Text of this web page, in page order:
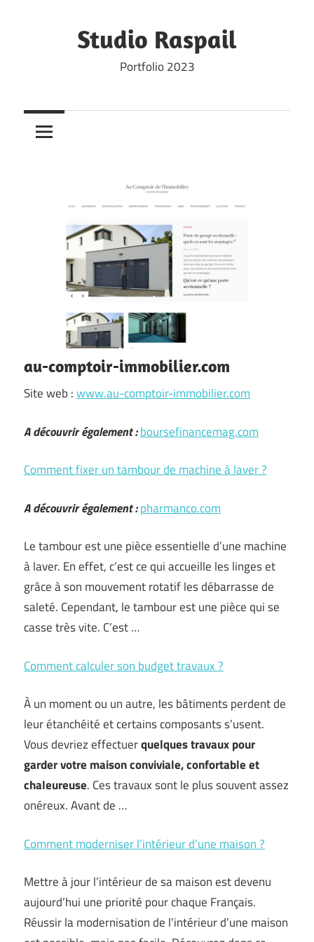
Studio Raspail
Portfolio 2023
au-comptoir-immobilier.com
Site web :www.au-comptoir-immobilier.com
A découvrir également :boursefinancemag.com
Comment fixer un tambour de machine à laver ?
A découvrir également :pharmanco.com
Le tambour est une pièce essentielle d’une machine
à laver. En effet, c’est ce qui accueille les linges et
grâce à son mouvement rotatif les débarrasse de
saleté. Cependant, le tambour est une pièce qui se
casse très vite. C’est …
Comment calculer son budget travaux ?
À un moment ou un autre, les bâtiments perdent de
leur étanchéité et certains composants s’usent.
Vous devriez effectuerquelques travaux pour
garder votre maison conviviale, confortable et
chaleureuse. Ces travaux sont le plus souvent assez
onéreux. Avant de …
Comment moderniser l’intérieur d’une maison ?
Mettre à jour l’intérieur de sa maison est devenu
aujourd’hui une priorité pour chaque Français.
Réussir la modernisation de l’intérieur d’une maison